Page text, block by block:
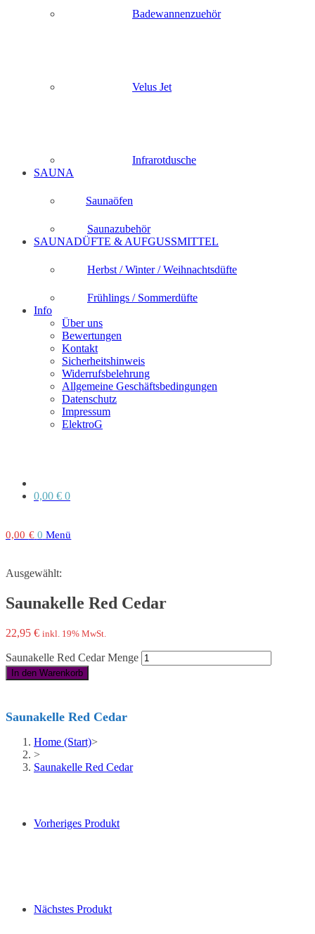
Badewannenzuehör
Velus Jet
Infrarotdusche
SAUNA
Saunaöfen
Saunazubehör
SAUNADÜFTE & AUFGUSSMITTEL
Herbst / Winter / Weihnachtsdüfte
Frühlings / Sommerdüfte
Info
Über uns
Bewertungen
Kontakt
Sicherheitshinweis
Widerrufsbelehrung
Allgemeine Geschäftsbedingungen
Datenschutz
Impressum
ElektroG
0,00 € 0
0,00 € 0 Menü
Ausgewählt:
Saunakelle Red Cedar
22,95 € inkl. 19% MwSt.
Saunakelle Red Cedar Menge
In den Warenkorb
Saunakelle Red Cedar
Home (Start)>
>
Saunakelle Red Cedar
Vorheriges Produkt
Nächstes Produkt